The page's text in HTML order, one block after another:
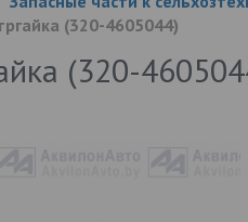
(320-4605044)
(320-